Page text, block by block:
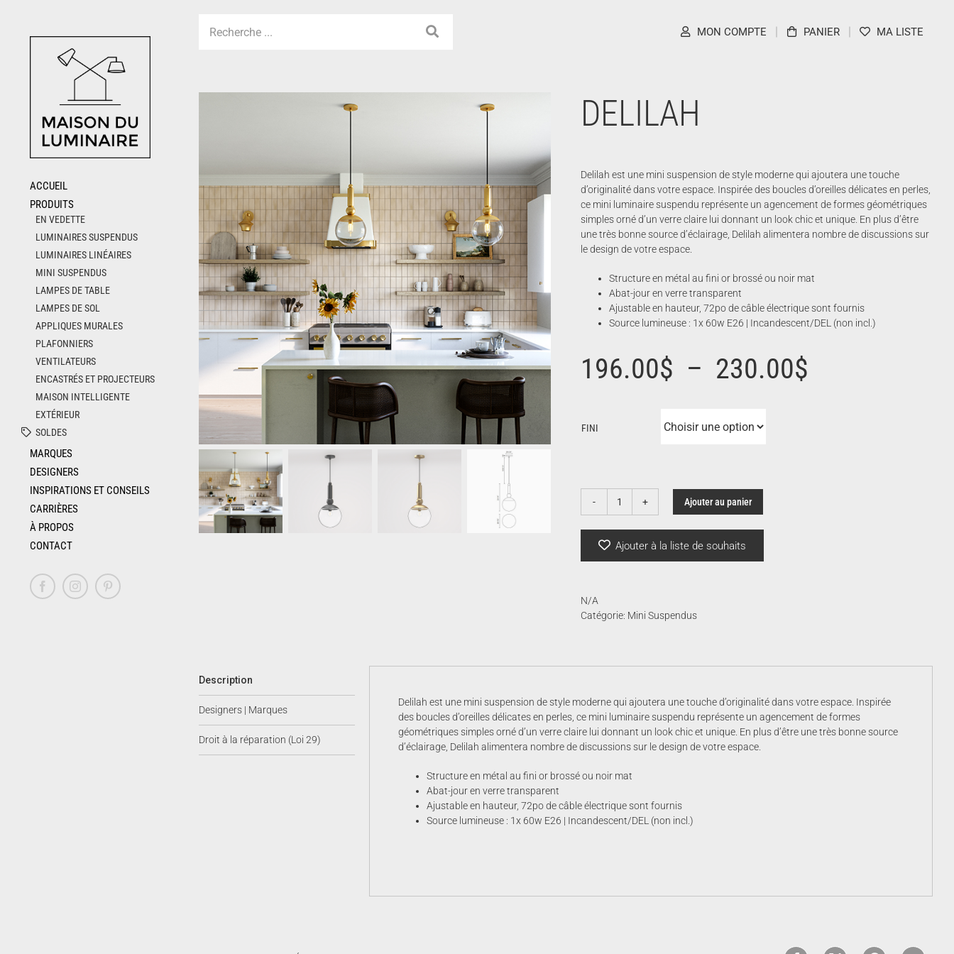
content
ACCUEIL
PRODUITS
EN VEDETTE
LUMINAIRES SUSPENDUS
LUMINAIRES LINÉAIRES
MINI SUSPENDUS
LAMPES DE TABLE
LAMPES DE SOL
APPLIQUES MURALES
PLAFONNIERS
VENTILATEURS
ENCASTRÉS ET PROJECTEURS
MAISON INTELLIGENTE
EXTÉRIEUR
SOLDES
MARQUES
DESIGNERS
INSPIRATIONS ET CONSEILS
CARRIÈRES
À PROPOS
CONTACT
FacebookInstagramPinterest
MON COMPTE PANIER MA LISTE
DELILAH
Delilah est une mini suspension de style moderne qui ajoutera une touche
d’originalité dans votre espace. Inspirée des boucles d’oreilles délicates en perles,
ce mini luminaire suspendu représente un agencement de formes géométriques
simples orné d’un verre claire lui donnant un look chic et unique. En plus d’être
une très bonne source d’éclairage, Delilah alimentera nombre de discussions sur
le design de votre espace.
Structure en métal au fini or brossé ou noir mat
Abat-jour en verre transparent
Ajustable en hauteur, 72po de câble électrique sont fournis
Source lumineuse : 1x 60w E26 | Incandescent/DEL (non incl.)
196.00$ – 230.00$
FINI
quantité
Ajouter au panier
Ajouter à la liste de souhaits
N/A
Catégorie: Mini Suspendus
Description
Designers | Marques
Droit à la réparation (Loi 29)
Delilah est une mini suspension de style moderne qui ajoutera une touche d’originalité dans votre espace. Inspirée
des boucles d’oreilles délicates en perles, ce mini luminaire suspendu représente un agencement de formes
géométriques simples orné d’un verre claire lui donnant un look chic et unique. En plus d’être une très bonne source
d’éclairage, Delilah alimentera nombre de discussions sur le design de votre espace.
Structure en métal au fini or brossé ou noir mat
Abat-jour en verre transparent
Ajustable en hauteur, 72po de câble électrique sont fournis
Source lumineuse : 1x 60w E26 | Incandescent/DEL (non incl.)